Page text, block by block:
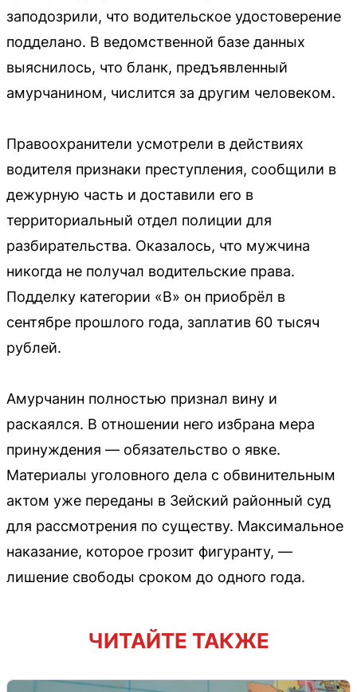
заподозрили, что водительское удостоверение
подделано. В ведомственной базе данных
выяснилось, что бланк, предъявленный
амурчанином, числится за другим человеком.
Правоохранители усмотрели в действиях
водителя признаки преступления, сообщили в
дежурную часть и доставили его в
территориальный отдел полиции для
разбирательства. Оказалось, что мужчина
никогда не получал водительские права.
Подделку категории «B» он приобрёл в
сентябре прошлого года, заплатив 60 тысяч
рублей.
Амурчанин полностью признал вину и
раскаялся. В отношении него избрана мера
принуждения — обязательство о явке.
Материалы уголовного дела с обвинительным
актом уже переданы в Зейский районный суд
для рассмотрения по существу. Максимальное
наказание, которое грозит фигуранту, —
лишение свободы сроком до одного года.
ЧИТАЙТЕ ТАКЖЕ